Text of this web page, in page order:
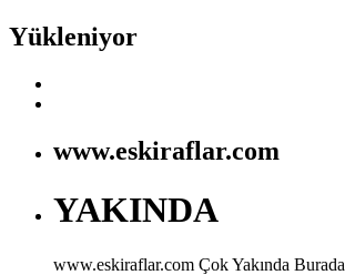
Yükleniyor
www.eskiraflar.com
YAKINDA
www.eskiraflar.com Çok Yakında Burada